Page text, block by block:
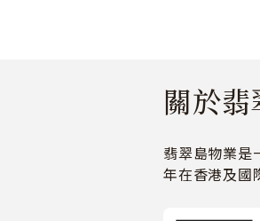
關於翡
翡翠島物業是
年在香港及國